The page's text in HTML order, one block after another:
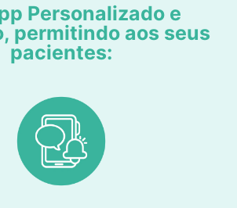
Personalizado e
permitindo aos seus
pacientes: